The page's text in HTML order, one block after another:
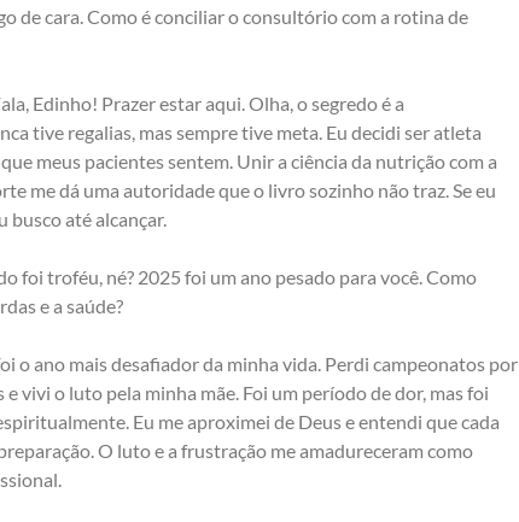
de cara. Como é conciliar o consultório com a rotina de
Edinho! Prazer estar aqui. Olha, o segredo é a
tive regalias, mas sempre tive meta. Eu decidi ser atleta
meus pacientes sentem. Unir a ciência da nutrição com a
me dá uma autoridade que o livro sozinho não traz. Se eu
busco até alcançar.
foi troféu, né? 2025 foi um ano pesado para você. Como
e a saúde?
o ano mais desafiador da minha vida. Perdi campeonatos por
e vivi o luto pela minha mãe. Foi um período de dor, mas foi
Eu me aproximei de Deus e entendi que cada
O luto e a frustração me amadureceram como